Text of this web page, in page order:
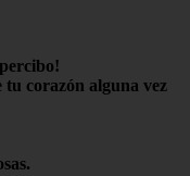
corazón alguna vez